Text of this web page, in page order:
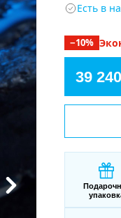
Есть в
−10%
39